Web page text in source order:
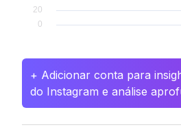
+ Adicionar conta para
do Instagram e análise